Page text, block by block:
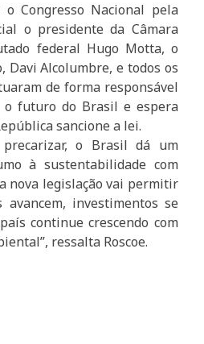
o Congresso Nacional pela
o presidente da Câmara
federal Hugo Motta, o
Davi Alcolumbre, e todos os
de forma responsável
o futuro do Brasil e espera
sancione a lei.
o Brasil dá um
à sustentabilidade com
nova legislação vai permitir
avancem, investimentos se
continue crescendo com
ressalta Roscoe.